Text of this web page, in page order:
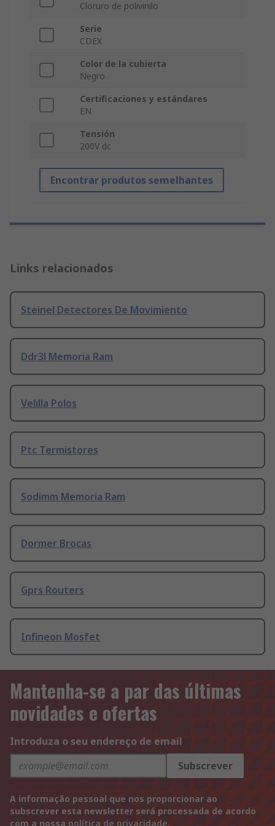
Cloruro de polivinilo
Serie
CDEX
Color de la cubierta
Negro
Certificaciones y estándares
EN
Tensión
200V dc
Encontrar produtos semelhantes
Links relacionados
Steinel Detectores De Movimiento
Ddr3l Memoria Ram
Velilla Polos
Ptc Termistores
Sodimm Memoria Ram
Dormer Brocas
Gprs Routers
Infineon Mosfet
Mantenha-se a par das últimas
novidades e ofertas
Introduza o seu endereço de email
Subscrever
A informação pessoal que nos proporcionar ao
subscrever esta newsletter será processada de acordo
com a nossa política de privacidade.